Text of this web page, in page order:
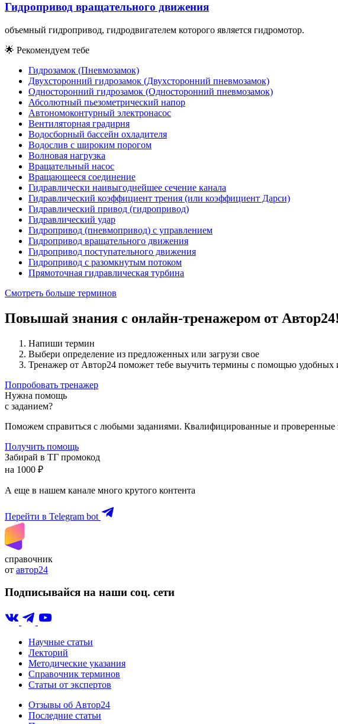
Гидропривод вращательного движения
объемный гидропривод, гидродвигателем которого является гидромотор.
🌟 Рекомендуем тебе
Гидрозамок (Пневмозамок)
Двухсторонний гидрозамок (Двухсторонний пневмозамок)
Односторонний гидрозамок (Односторонний пневмозамок)
Абсолютный пьезометрический напор
Автономоконтурный электронасос
Вентиляторная градирня
Водосборный бассейн охладителя
Водослив с широким порогом
Волновая нагрузка
Вращательный насос
Вращающееся соединение
Гидравлически наивыгоднейшее сечение канала
Гидравлический коэффициент трения (или коэффициент Дарси)
Гидравлический привод (гидропривод)
Гидравлический удар
Гидропривод (пневмопривод) с управлением
Гидропривод вращательного движения
Гидропривод поступательного движения
Гидропривод с разомкнутым потоком
Прямоточная гидравлическая турбина
Смотреть больше терминов
Повышай знания с онлайн-тренажером от Автор24!
Напиши термин
Выбери определение из предложенных или загрузи свое
Тренажер от Автор24 поможет тебе выучить термины с помощью удобных
Попробовать тренажер
Нужна помощь
с заданием?
Поможем справиться с любыми заданиями. Квалифицированные и проверенные
Получить помощь
Забирай в ТГ промокод
на 1000 ₽
А еще в нашем канале много крутого контента
Перейти в Telegram bot
справочник
от автор24
Подписывайся на наши соц. сети
Научные статьи
Лекторий
Методические указания
Справочник терминов
Статьи от экспертов
Отзывы об Автор24
Последние статьи